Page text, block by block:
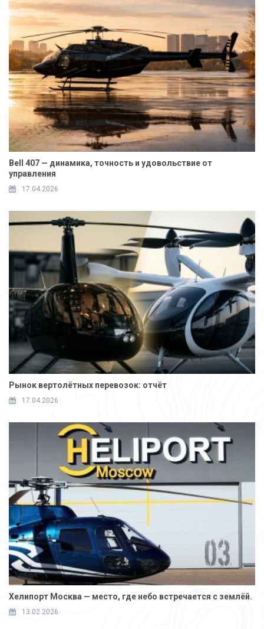
Bell 407 — динамика, точность и удовольствие от
управления
17.04.2026
Рынок вертолётных перевозок: отчёт
17.04.2026
Хелипорт Москва — место, где небо встречается с землёй.
13.02.2026